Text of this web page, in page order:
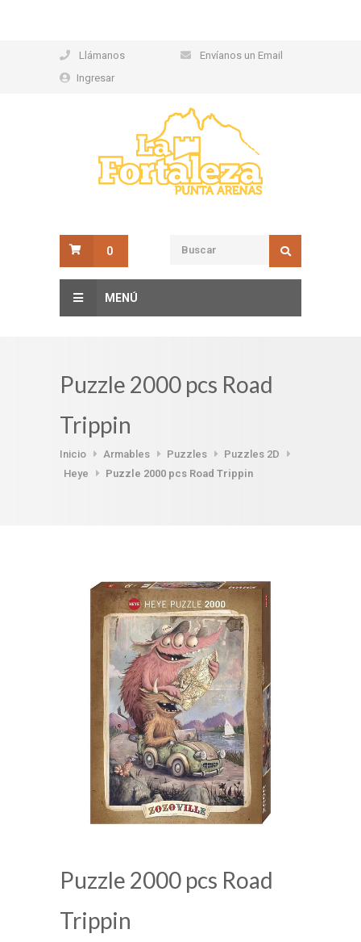
Llámanos
Envíanos un Email
Ingresar
0
MENÚ
Puzzle 2000 pcs Road
Trippin
Inicio Armables Puzzles
Puzzles 2D
Heye
Puzzle 2000 pcs Road Trippin
Puzzle 2000 pcs Road
Trippin